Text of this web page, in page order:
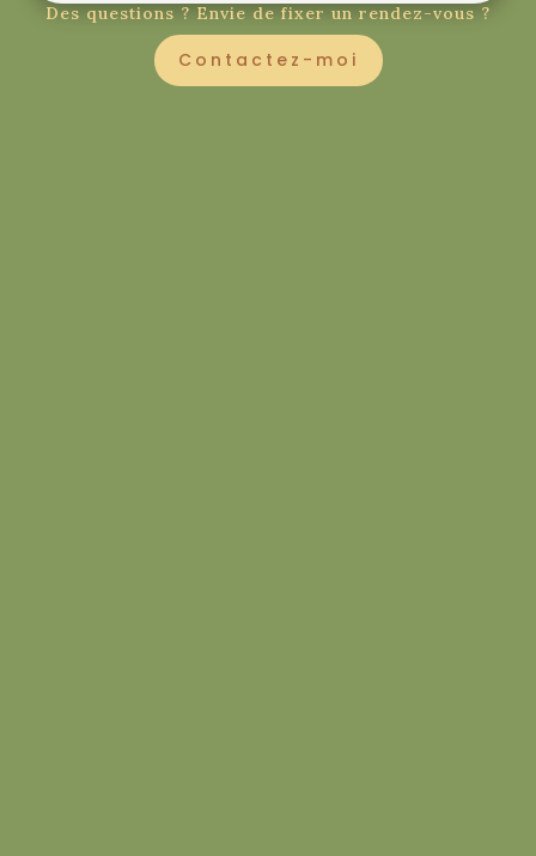
Des questions ? Envie de fixer un rendez-vous ?
Contactez-moi